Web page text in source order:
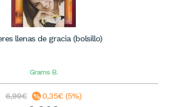
llenas de gracia (bolsillo)
Grams B.
6,99€ 0,35€ (5%)